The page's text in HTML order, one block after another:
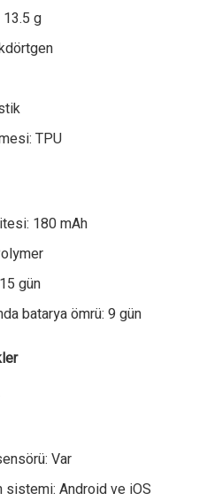
13.5 g
TPU
180 mAh
gün
batarya ömrü: 9 gün
Var
sistemi: Android ve iOS